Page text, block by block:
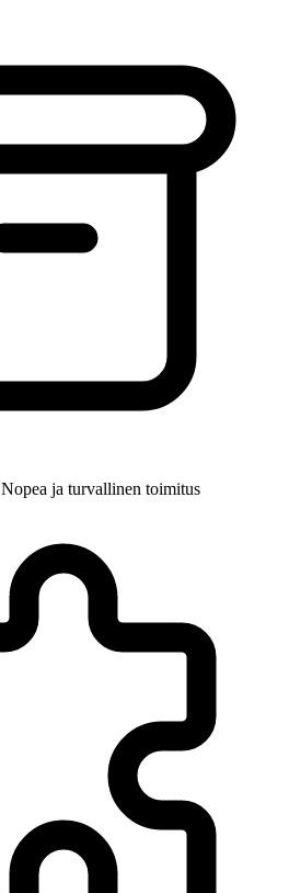
Nopea ja turvallinen toimitus